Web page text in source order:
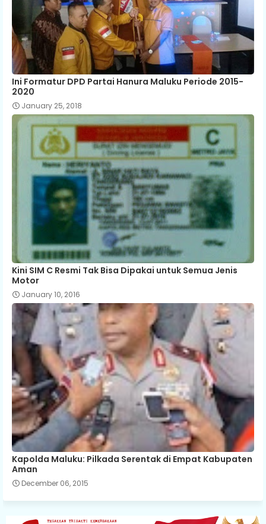
Ini Formatur DPD Partai Hanura Maluku Periode 2015-
2020
January 25, 2018
Kini SIM C Resmi Tak Bisa Dipakai untuk Semua Jenis
Motor
January 10, 2016
Kapolda Maluku: Pilkada Serentak di Empat Kabupaten
Aman
December 06, 2015